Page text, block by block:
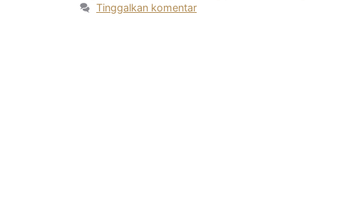
Tinggalkan komentar